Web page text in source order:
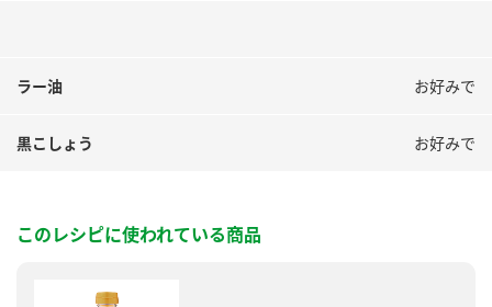
ラー油 お好みで
黒こしょう お好みで
このレシピに使われている商品